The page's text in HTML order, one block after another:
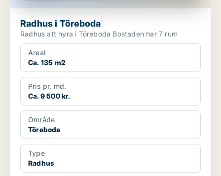
Radhus i Töreboda
Radhus att hyra i Töreboda Bostaden har 7 rum
Areal
Ca. 135 m2
Pris pr. md.
Ca. 9 500 kr.
Område
Töreboda
Type
Radhus